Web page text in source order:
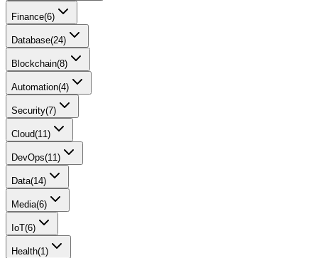
Finance(6)
Database(24)
Blockchain(8)
Automation(4)
Security(7)
Cloud(11)
DevOps(11)
Data(14)
Media(6)
IoT(6)
Health(1)